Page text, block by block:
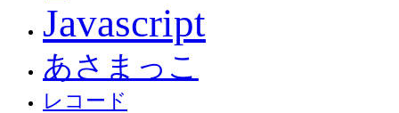
Javascript
あさまっこ
レコード